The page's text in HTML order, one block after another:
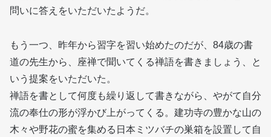
問いに答えをいただいたようだ。
もう一つ、昨年から習字を習い始めたのだが、84歳の書
道の先生から、座禅で聞いてくる禅語を書きましょう、と
いう提案をいただいた。
禅語を書として何度も繰り返して書きながら、やがて自分
流の奉仕の形が浮かび上がってくる。建功寺の豊かな山の
木々や野花の蜜を集める日本ミツバチの巣箱を設置して自